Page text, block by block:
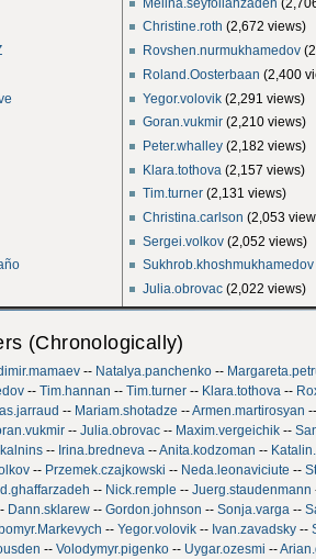
Christine.roth ‎(2,672 views)
Rovshen.nurmukhamedov
Roland.Oosterbaan ‎(2,400
Yegor.volovik ‎(2,291 views)
Goran.vukmir ‎(2,210 views)
Peter.whalley ‎(2,182 views)
Klara.tothova ‎(2,157 views)
Tim.turner ‎(2,131 views)
Christina.carlson ‎(2,053
Sergei.volkov ‎(2,052 views)
Sukhrob.khoshmukhamedov
Julia.obrovac ‎(2,022 views)
(Chronologically)
-- Natalya.panchenko--
-- Tim.hannan -- Tim.turner-- Klara.tothova--
-- Mariam.shotadze --Armen.martirosyan
-- Julia.obrovac-- Maxim.vergeichik--
-- Irina.bredneva--Anita.kodzoman --
-- Przemek.czajkowski -- Neda.leonaviciute --
-- Nick.remple -- Juerg.staudenmann
Dann.sklarew-- Gordon.johnson -- Sonja.varga--
-- Yegor.volovik-- Ivan.zavadsky--
-- Volodymyr.pigenko-- Uygar.ozesmi --